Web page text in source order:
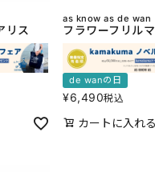
リス
as know as de wan
フラワーフリル
de wanの日
¥6,490税込
カートに入れる